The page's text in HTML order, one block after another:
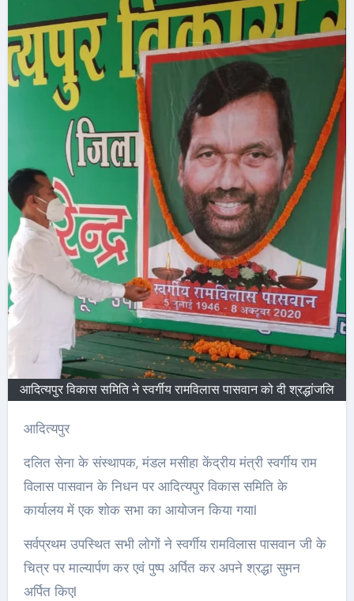
आदित्यपुर विकास समिति ने स्वर्गीय रामविलास पासवान को दी श्रद्धांजलि
आदित्यपुर
दलित सेना के संस्थापक, मंडल मसीहा केंद्रीय मंत्री स्वर्गीय राम
विलास पासवान के निधन पर आदित्यपुर विकास समिति के
कार्यालय में एक शोक सभा का आयोजन किया गयाl
सर्वप्रथम उपस्थित सभी लोगों ने स्वर्गीय रामविलास पासवान जी के
चित्र पर माल्यार्पण कर एवं पुष्प अर्पित कर अपने श्रद्धा सुमन
अर्पित किएl